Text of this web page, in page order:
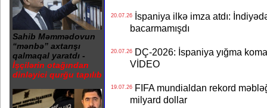
Sahib Məmmədovun
“mənbə” axtarışı
qalmaqal yaratdı -
İşçilərin otağından
dinləyici qurğu tapılıb
20.07.26İspaniya ilkə imza atdı:
bacarmamışdı
20.07.26DÇ-2026: İspaniya yığma
VİDEO
19.07.26FIFA mundialdan rekord
milyard dollar